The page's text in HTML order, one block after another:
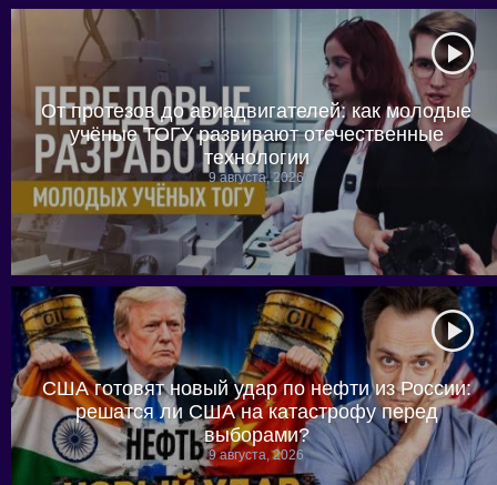
От протезов до авиадвигателей: как молодые
учёные ТОГУ развивают отечественные
технологии
9 августа, 2026
США готовят новый удар по нефти из России:
решатся ли США на катастрофу перед
выборами?
9 августа, 2026